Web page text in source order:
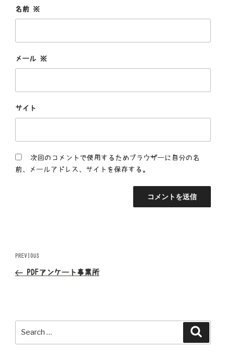
名前 ※
メール ※
サイト
次回のコメントで使用するためブラウザーに自分の名
前、メールアドレス、サイトを保存する。
投
稿
ビ
ゲ
Previous
Post
PREVIOUS
PDFアンケート事業所